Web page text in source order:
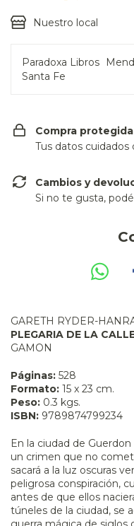
Nuestro local
Paradoxa Libros
Santa Fe
Compra protegida
Tus datos cuidados
Cambios y
Si no te gusta,
GARETH RYDER-
PLEGARIA DE LA
GAMON
Páginas: 528
Formato: 15 x 23 cm.
Peso: 0.3 kgs.
ISBN: 9789874799234
En la ciudad de
un crimen que no
sacará a la luz oscuras
peligrosa conspiración,
antes de que ellos
túneles de la ciudad, se